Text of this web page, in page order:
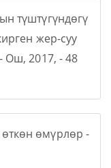
түштүгүндөгү
жер-суу
Ош, 2017, - 48
өткөн өмүрлөр -